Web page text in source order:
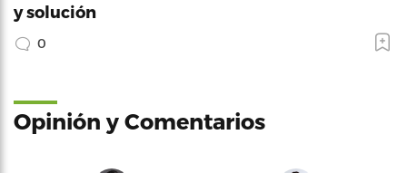
y solución
0
Opinión y Comentarios